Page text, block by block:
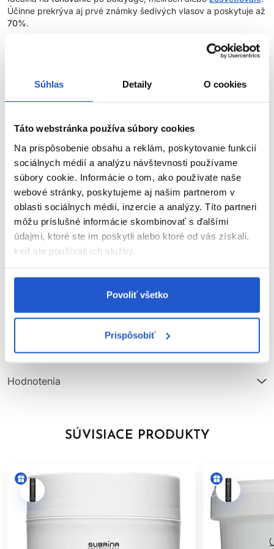
Súhlas Detaily O cookies
Táto webstránka používa súbory cookies
Na prispôsobenie obsahu a reklám, poskytovanie funkcií
sociálnych médií a analýzu návštevnosti používame
súbory cookie. Informácie o tom, ako používate naše
webové stránky, poskytujeme aj našim partnerom v
oblasti sociálnych médií, inzercie a analýzy. Títo partneri
môžu príslušné informácie skombinovať s ďalšími
údajmi, ktoré ste im poskytli alebo ktoré od vás získali,
keď ste používali ich služby.
Povoliť všetko
Prispôsobiť
Účinne prekrýva aj prvé známky šedivých vlasov a poskytuje až
70%.
vyvinuté s 90% prírodnými zložkami, čo odráža náš
záväzok k prirodzenejšiemu a ekologickejšiemu prístupu k
Zvýšený lesk- 100% úspech v dosiahnutí lesku*, vďaka
čomu vlasy vyzerajú žiarivejšie a zdravšie.
Predĺžená trvácnosť- O 20 % dlhšia trvácnosť farby v
porovnaní s farbou na vlasy bez AminoPlex**.
Silnejšie vlasy - Dokonalá kombinácia ingrediencií posilňuje
vlasy počas farbenia a znižuje výskyt rozštiepených
Technológia Liquid Crystal - Tekuté kryštály, špeciálny
systém ukladania pigmentov, vďaka ktorému je farbiaca
zmes stabilnejšia, intenzívnejšia a trvácnejšia.
výhradne vegánske prísady, ktoré zdôrazňujú náš záväzok
životnému prostrediu.
Bez rezorcinolu- Demi receptúry neobsahujú rezorcinol. Pre
dráždivé spôsoby farbenia.
Použitie Subrina Professional Demi-Permanent tonerov s
Pomer miešania -
1 časť toneru : 2 častiam Subrina Professional
vyvíjaču (Napríklad 50g toneru + 100g vyvíjaču)
Použitie vyvíjaču
- Vždy používajte Subrina Professional
vyvíjače v koncentrácií
alebo v koncentrácii 3%
ZOBRAZIŤ VIAC
Video
Značka
Hodnotenia
SÚVISIACE PRODUKTY